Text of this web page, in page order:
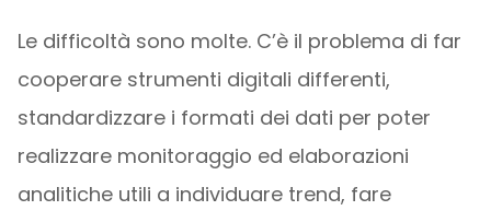
Le difficoltà sono molte. C’è il problema di far
cooperare strumenti digitali differenti,
standardizzare i formati dei dati per poter
realizzare monitoraggio ed elaborazioni
analitiche utili a individuare trend, fare